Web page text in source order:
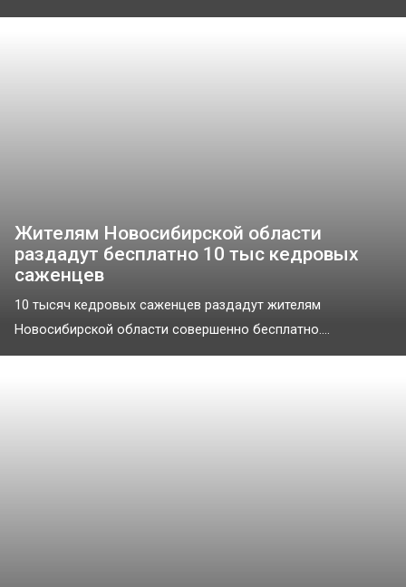
Жителям Новосибирской области
раздадут бесплатно 10 тыс кедровых
саженцев
10 тысяч кедровых саженцев раздадут жителям
Новосибирской области совершенно бесплатно....